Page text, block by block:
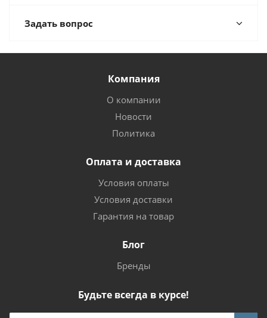
Задать вопрос
Компания
О компании
Новости
Политика
Оплата и доставка
Условия оплаты
Условия доставки
Гарантия на товар
Блог
Бренды
Будьте всегда в курсе!